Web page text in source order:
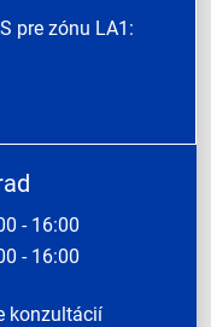
pre zónu LA1:
- 16:00
- 16:00
konzultácií